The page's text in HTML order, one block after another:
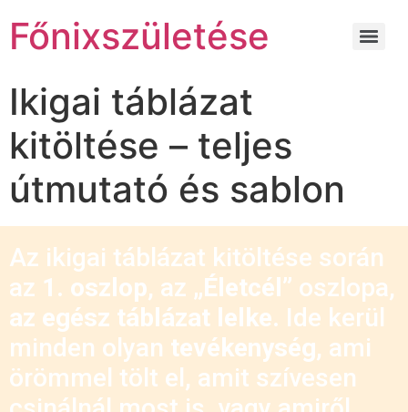
Főnixszületése
Ikigai táblázat
kitöltése – teljes
útmutató és sablon
Az ikigai táblázat kitöltése során
az 1. oszlop, az „Életcél” oszlopa,
az egész táblázat lelke. Ide kerül
minden olyan tevékenység, ami
örömmel tölt el, amit szívesen